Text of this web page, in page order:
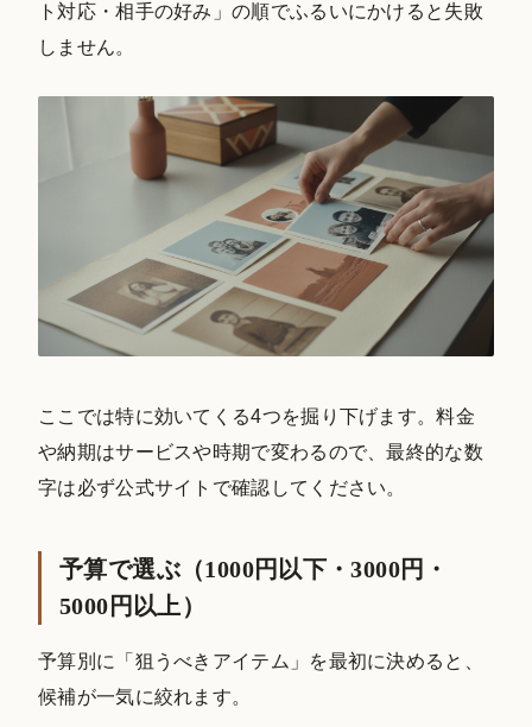
ト対応・相手の好み」の順でふるいにかけると失敗
しません。
ここでは特に効いてくる4つを掘り下げます。料金
や納期はサービスや時期で変わるので、最終的な数
字は必ず公式サイトで確認してください。
予算で選ぶ（1000円以下・3000円・
5000円以上）
予算別に「狙うべきアイテム」を最初に決めると、
候補が一気に絞れます。